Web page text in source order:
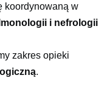
koordynowaną w
i nefrologii
zakres opieki
.